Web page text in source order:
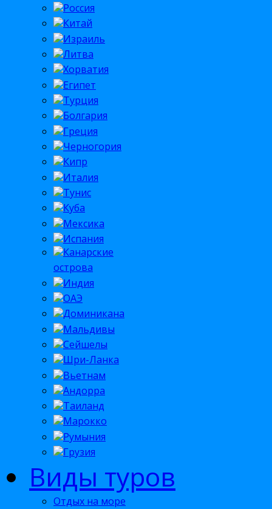
Россия
Китай
Израиль
Литва
Хорватия
Египет
Турция
Болгария
Греция
Черногория
Кипр
Италия
Тунис
Куба
Мексика
Испания
Канарские
острова
Индия
ОАЭ
Доминикана
Мальдивы
Сейшелы
Шри-Ланка
Вьетнам
Андорра
Таиланд
Марокко
Румыния
Грузия
Виды туров
Отдых на море